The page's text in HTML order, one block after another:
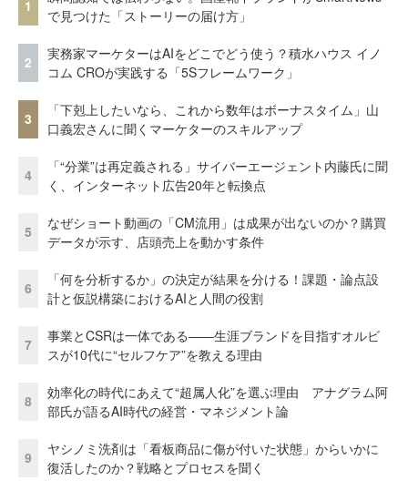
1
で見つけた「ストーリーの届け方」
2
実務家マーケターはAIをどこでどう使う？積水ハウス イノ
コム CROが実践する「5Sフレームワーク」
3
「下剋上したいなら、これから数年はボーナスタイム」山
口義宏さんに聞くマーケターのスキルアップ
4
「“分業”は再定義される」サイバーエージェント内藤氏に聞
く、インターネット広告20年と転換点
5
なぜショート動画の「CM流用」は成果が出ないのか？購買
データが示す、店頭売上を動かす条件
6
「何を分析するか」の決定が結果を分ける！課題・論点設
計と仮説構築におけるAIと人間の役割
7
事業とCSRは一体である――生涯ブランドを目指すオルビ
スが10代に“セルフケア”を教える理由
8
効率化の時代にあえて“超属人化”を選ぶ理由 アナグラム阿
部氏が語るAI時代の経営・マネジメント論
9
ヤシノミ洗剤は「看板商品に傷が付いた状態」からいかに
復活したのか？戦略とプロセスを聞く